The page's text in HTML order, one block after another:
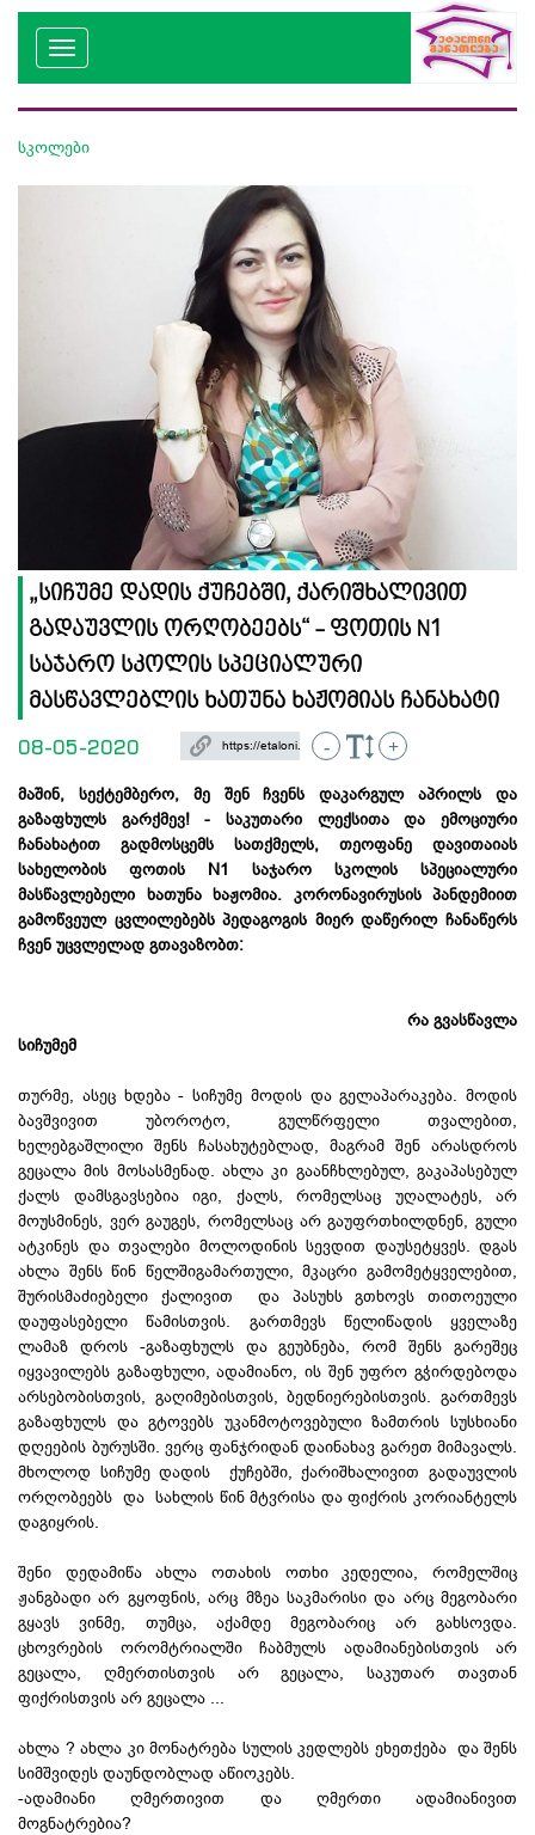
სკოლები
„სიჩუმე დადის ქუჩებში, ქარიშხალივით
გადაუვლის ორღობეებს“ - ფოთის N1
საჯარო სკოლის სპეციალური
მასწავლებლის ხათუნა ხაჟომიას ჩანახატი
08-05-2020 - +
მაშინ, სექტემბერო, მე შენ ჩვენს დაკარგულ აპრილს და
გაზაფხულს გარქმევ! - საკუთარი ლექსითა და ემოციური
ჩანახატით გადმოსცემს სათქმელს, თეოფანე დავითაიას
სახელობის ფოთის N1 საჯარო სკოლის სპეციალური
მასწავლებელი ხათუნა ხაჟომია. კორონავირუსის პანდემიით
გამოწვეულ ცვლილებებს პედაგოგის მიერ დაწერილ ჩანაწერს
ჩვენ უცვლელად გთავაზობთ:
რა გვასწავლა
სიჩუმემ
თურმე, ასეც ხდება - სიჩუმე მოდის და გელაპარაკება. მოდის
ბავშვივით უბოროტო, გულწრფელი თვალებით,
ხელებგაშლილი შენს ჩასახუტებლად, მაგრამ შენ არასდროს
გეცალა მის მოსასმენად. ახლა კი გაანჩხლებულ, გაკაპასებულ
ქალს დამსგავსებია იგი, ქალს, რომელსაც უღალატეს, არ
მოუსმინეს, ვერ გაუგეს, რომელსაც არ გაუფრთხილდნენ, გული
ატკინეს და თვალები მოლოდინის სევდით დაუსეტყვეს. დგას
ახლა შენს წინ წელშიგამართული, მკაცრი გამომეტყველებით,
შურისმაძიებელი ქალივით და პასუხს გთხოვს თითოეული
დაუფასებელი წამისთვის. გართმევს წელიწადის ყველაზე
ლამაზ დროს -გაზაფხულს და გეუბნება, რომ შენს გარეშეც
იყვავილებს გაზაფხული, ადამიანო, ის შენ უფრო გჭირდებოდა
არსებობისთვის, გაღიმებისთვის, ბედნიერებისთვის. გართმევს
გაზაფხულს და გტოვებს უკანმოტოვებული ზამთრის სუსხიანი
დღეების ბურუსში. ვერც ფანჯრიდან დაინახავ გარეთ მიმავალს.
მხოლოდ სიჩუმე დადის ქუჩებში, ქარიშხალივით გადაუვლის
ორღობეებს და სახლის წინ მტვრისა და ფიქრის კორიანტელს
დაგიყრის.
შენი დედამიწა ახლა ოთახის ოთხი კედელია, რომელშიც
ჟანგბადი არ გყოფნის, არც მზეა საკმარისი და არც მეგობარი
გყავს ვინმე, თუმცა, აქამდე მეგობარიც არ გახსოვდა.
ცხოვრების ორომტრიალში ჩაბმულს ადამიანებისთვის არ
გეცალა, ღმერთისთვის არ გეცალა, საკუთარ თავთან
ფიქრისთვის არ გეცალა ...
ახლა ? ახლა კი მონატრება სულის კედლებს ეხეთქება და შენს
სიმშვიდეს დაუნდობლად აწიოკებს.
-ადამიანი ღმერთივით და ღმერთი ადამიანივით
მოგნატრებია?